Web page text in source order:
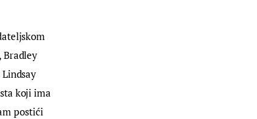
Bradley
koji ima
postići